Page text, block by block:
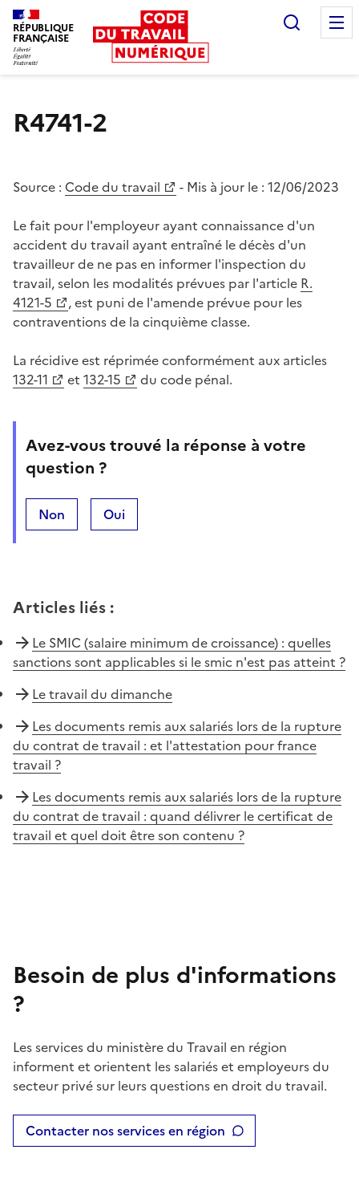
RÉPUBLIQUE
FRANÇAISE
R4741-2
Source : Code du travail - Mis à jour le : 12/06/2023
Le fait pour l'employeur ayant connaissance d'un
accident du travail ayant entraîné le décès d'un
travailleur de ne pas en informer l'inspection du
travail, selon les modalités prévues par l'article R.
4121-5
, est puni de l'amende prévue pour les
contraventions de la cinquième classe.
La récidive est réprimée conformément aux articles
132-11
et 132-15 du code pénal.
Avez-vous trouvé la réponse à votre
question ?
Non Oui
Articles liés :
Le SMIC (salaire minimum de croissance) : quelles
sanctions sont applicables si le smic n'est pas atteint ?
Le travail du dimanche
Les documents remis aux salariés lors de la rupture
du contrat de travail : et l'attestation pour france
travail ?
Les documents remis aux salariés lors de la rupture
du contrat de travail : quand délivrer le certificat de
travail et quel doit être son contenu ?
Besoin de plus d'informations
?
Les services du ministère du Travail en région
informent et orientent les salariés et employeurs du
secteur privé sur leurs questions en droit du travail.
Contacter nos services en région